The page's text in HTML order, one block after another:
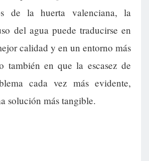
de la huerta valenciana, la
del agua puede traducirse en
calidad y en un entorno más
también en que la escasez de
cada vez más evidente,
solución más tangible.